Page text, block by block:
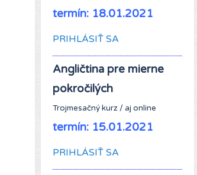
termín: 18.01.2021
PRIHLÁSIŤ SA
Angličtina pre mierne
pokročilých
Trojmesačný kurz / aj online
termín: 15.01.2021
PRIHLÁSIŤ SA